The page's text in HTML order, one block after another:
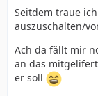
Seitdem traue
auszuschalten/
Ach da fällt mir
an das
er soll